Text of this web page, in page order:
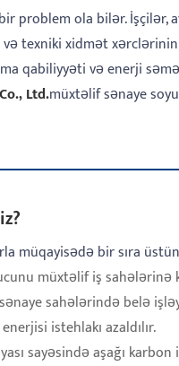
ola bilər. İşçilər,
texniki xidmət
qabiliyyəti və enerji
Ltd.müxtəlif sənaye
müqayisədə bir sıra
müxtəlif iş sahələrinə
sahələrində belə
istehlakı azaldılır.
sayəsində aşağı karbon